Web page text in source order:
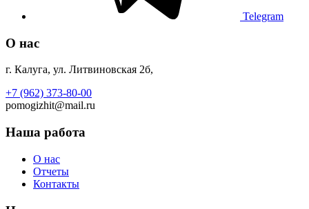
Telegram
О нас
г. Калуга, ул. Литвиновская 2б,
+7 (962) 373-80-00
pomogizhit@mail.ru
Наша работа
О нас
Отчеты
Контакты